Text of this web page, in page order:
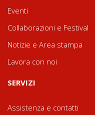
Eventi
Collaborazioni e Festival
Notizie e Area stampa
Lavora con noi
SERVIZI
Assistenza e contatti